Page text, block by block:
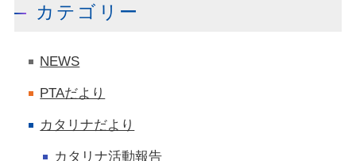
カテゴリー
NEWS
PTAだより
カタリナだより
カタリナ活動報告